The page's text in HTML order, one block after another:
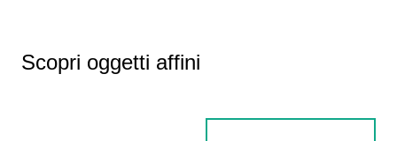
Scopri oggetti affini